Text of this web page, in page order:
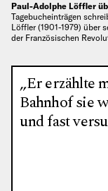
Paul-Adolphe Löffler
Tagebucheinträgen
Löffler (1901-1979) über
der Französischen
„Er erzählte
Bahnhof sie
und fast